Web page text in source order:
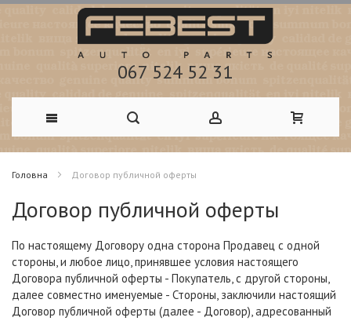
067 524 52 31
Skip
to
Content
Головна Договор публичной оферты
Договор публичной оферты
По настоящему Договору одна сторона Продавец с одной
стороны, и любое лицо, принявшее условия настоящего
Договора публичной оферты - Покупатель, с другой стороны,
далее совместно именуемые - Стороны, заключили настоящий
Договор публичной оферты (далее - Договор), адресованный